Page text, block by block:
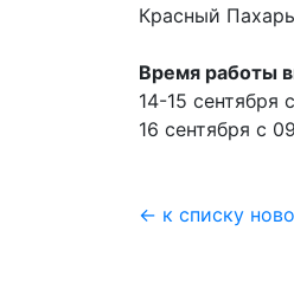
Красный
Время работы
14-15 сентября
16 сентября с
← к списку